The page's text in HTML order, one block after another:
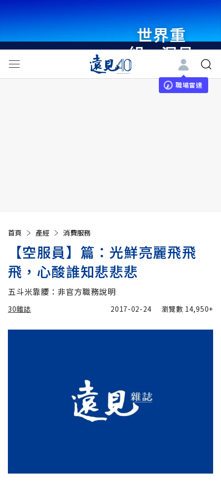
世界重
組・洞見
未來 與
世界領袖
職場雷達
首頁 產經 消費服務
【空服員】篇：光鮮亮麗飛飛
飛，心酸誰知悲悲悲
五斗米靠腰：非官方職務說明
30雜誌 2017-02-24 瀏覽數 14,950+